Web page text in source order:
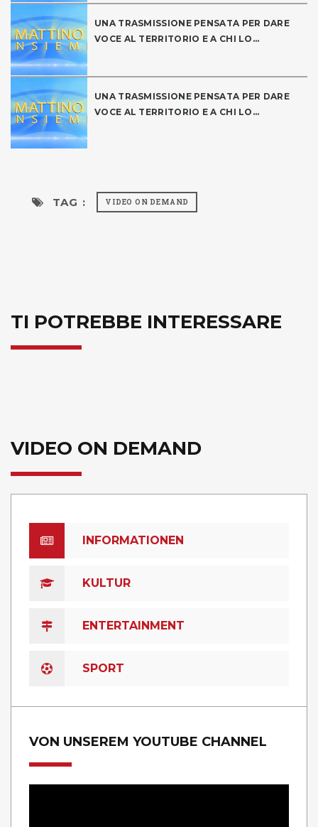
UNA TRASMISSIONE PENSATA PER DARE
VOCE AL TERRITORIO E A CHI LO...
UNA TRASMISSIONE PENSATA PER DARE
VOCE AL TERRITORIO E A CHI LO...
TAG : VIDEO ON DEMAND
TI POTREBBE INTERESSARE
VIDEO ON DEMAND
INFORMATIONEN
KULTUR
ENTERTAINMENT
SPORT
VON UNSEREM YOUTUBE CHANNEL